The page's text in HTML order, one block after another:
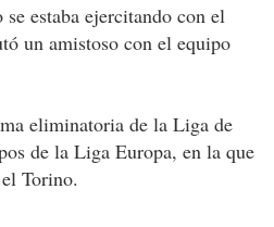
estaba ejercitando con el
un amistoso con el equipo
eliminatoria de la Liga de
de la Liga Europa, en la que
Torino.